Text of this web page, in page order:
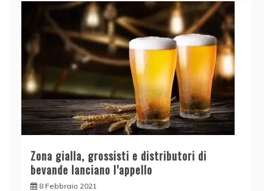
Zona gialla, grossisti e distributori di
bevande lanciano l’appello
8 Febbraio 2021